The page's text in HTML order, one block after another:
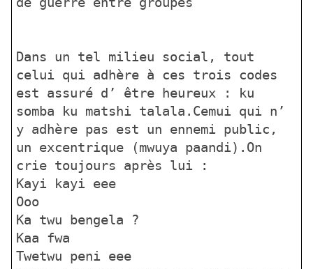
Dans un tel milieu social, tout
celui qui adhère à ces trois codes
est assuré d’ être heureux : ku
somba ku matshi talala.Cemui qui n’
y adhère pas est un ennemi public,
un excentrique (mwuya paandi).On
crie toujours après lui :
Kayi kayi eee
Ooo
Ka twu bengela ?
Kaa fwa
Twetwu peni eee